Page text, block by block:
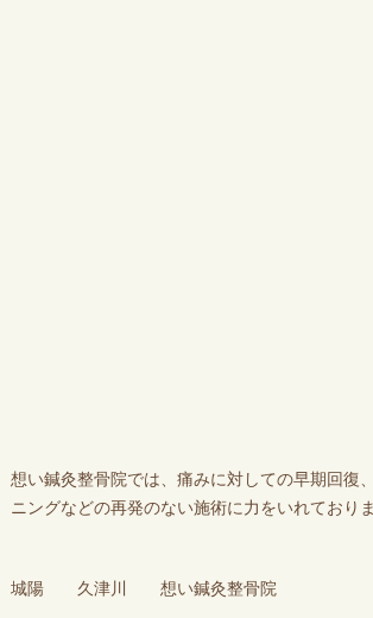
想い鍼灸整骨院では、痛みに対しての早期回復
ニングなどの再発のない施術に力をいれておりま
城陽 久津川 想い鍼灸整骨院